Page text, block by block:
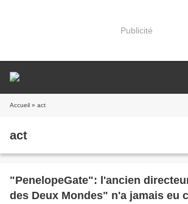
Publicité
Accueil » act
act
"PenelopeGate": l'ancien
des Deux Mondes" n'a jamais eu